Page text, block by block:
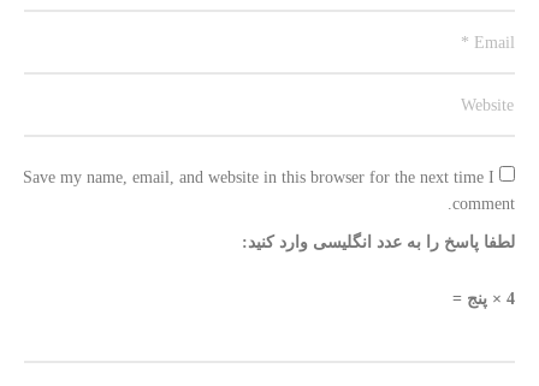
Save my name, email, and website in this browser for the next time I
comment.
لطفا پاسخ را به عدد انگلیسی وارد کنید:
4 × پنج =